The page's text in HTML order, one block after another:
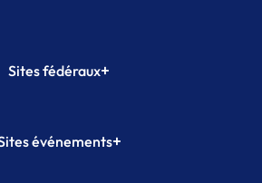
Sites fédéraux+
Formation
événements+